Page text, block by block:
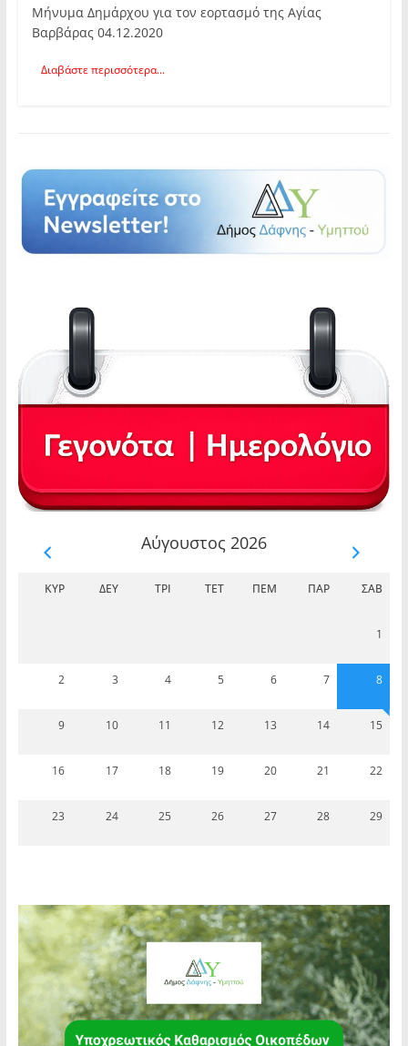
Μήνυμα Δημάρχου για τον εορτασμό της Αγίας
Βαρβάρας 04.12.2020
Διαβάστε περισσότερα...
Αύγουστος 2026
ΚΥΡ ΔΕΥ ΤΡΊ ΤΕΤ ΠΈΜ ΠΑΡ ΣΆΒ
1
2 3 4 5 6 7 8
9 10 11 12 13 14 15
16 17 18 19 20 21 22
23 24 25 26 27 28 29